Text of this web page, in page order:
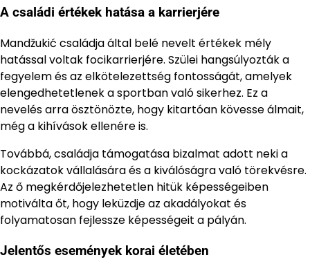
A családi értékek hatása a karrierjére
Mandžukić családja által belé nevelt értékek mély
hatással voltak focikarrierjére. Szülei hangsúlyozták a
fegyelem és az elkötelezettség fontosságát, amelyek
elengedhetetlenek a sportban való sikerhez. Ez a
nevelés arra ösztönözte, hogy kitartóan kövesse álmait,
még a kihívások ellenére is.
Továbbá, családja támogatása bizalmat adott neki a
kockázatok vállalására és a kiválóságra való törekvésre.
Az ő megkérdőjelezhetetlen hitük képességeiben
motiválta őt, hogy leküzdje az akadályokat és
folyamatosan fejlessze képességeit a pályán.
Jelentős események korai életében